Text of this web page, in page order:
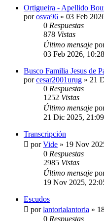
Ortigueira - Apellido
porosva96 » 03 Feb
0 Respuestas
878 Vistas
Último mensaje
03 Feb 2026, 10:28
Busco Familia Jesus de
porcesar2001urug » 21
0 Respuestas
1252 Vistas
Último mensaje
21 Dic 2025, 21:09
Transcripción
porVide » 19 Nov
0 Respuestas
2985 Vistas
Último mensaje
19 Nov 2025,
Escudos
porlantorialantoria »
0 Respuestas